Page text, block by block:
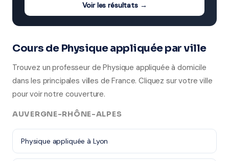
Voir les résultats →
Cours de Physique appliquée par ville
Trouvez un professeur de Physique appliquée à domicile
dans les principales villes de France. Cliquez sur votre ville
pour voir notre couverture.
AUVERGNE-RHÔNE-ALPES
Physique appliquée à Lyon